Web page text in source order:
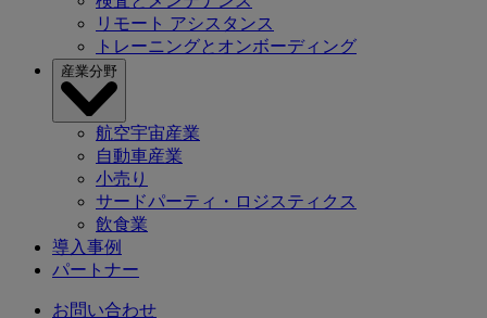
リモート アシスタンス
トレーニングとオンボーディング
産業分野
航空宇宙産業
自動車産業
小売り
サードパーティ・ロジスティクス
飲食業
導入事例
パートナー
お問い合わせ